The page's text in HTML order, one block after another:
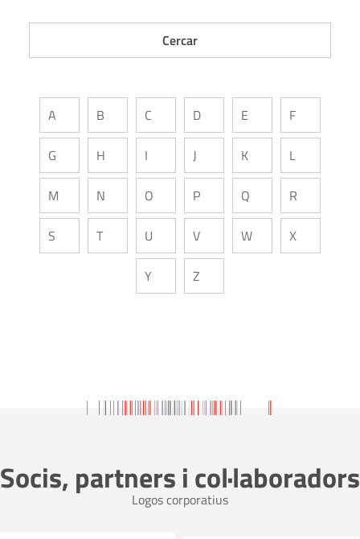
A B C D E F
G H I J K L
M N O P Q R
S T U V W X
Y Z
Socis, partners i col·laboradors
Logos corporatius